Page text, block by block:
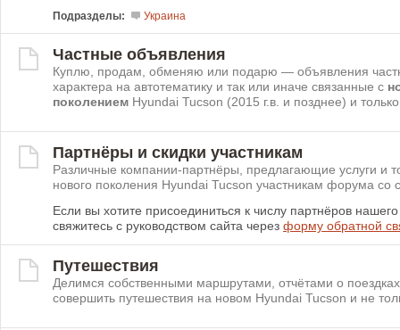
Подразделы:
Украина
Частные объявления
Куплю, продам, обменяю или подарю — объявления
характера на автотематику и так или иначе связанные с
поколением Hyundai Tucson (2015 г.в. и позднее) и
Партнёры и скидки участникам
Различные компании-партнёры, предлагающие услуги и
нового поколения Hyundai Tucson участникам форума со
Если вы хотите присоединиться к числу партнёров
свяжитесь с руководством сайта через форму обратной
Путешествия
Делимся собственными маршрутами, отчётами о
совершить путешествия на новом Hyundai Tucson и не